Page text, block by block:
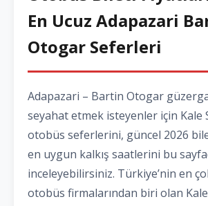
En Ucuz Adapazari
Otogar Seferleri
Adapazari – Bartin Otogar
seyahat etmek isteyenler için Kale
otobüs seferlerini, güncel 2026
en uygun kalkış saatlerini bu
inceleyebilirsiniz. Türkiye’nin en
otobüs firmalarından biri olan